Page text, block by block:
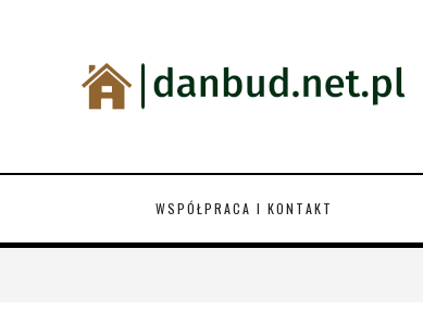
WSPÓŁPRACA I KONTAKT